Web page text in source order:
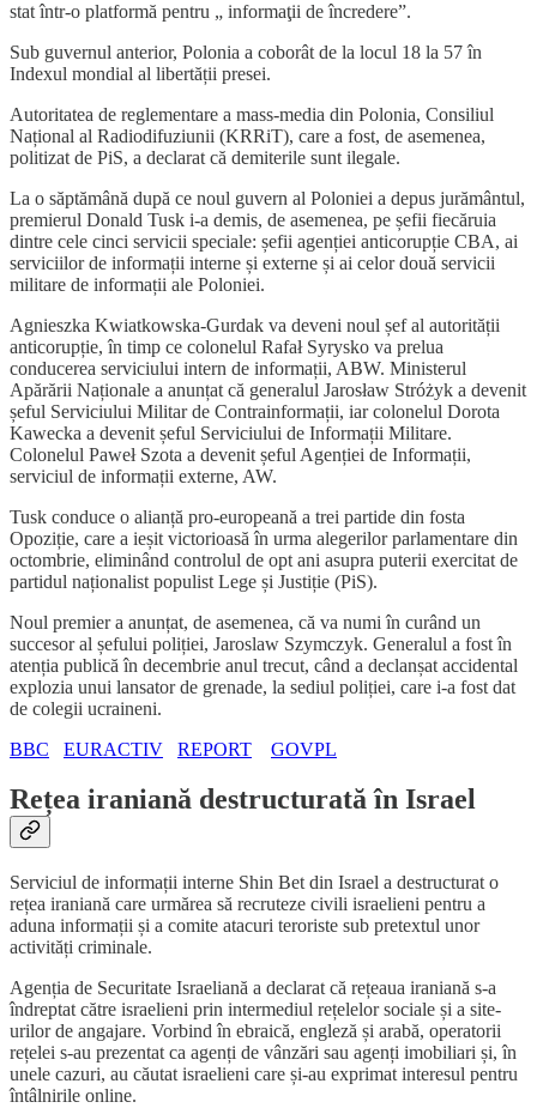
stat într-o platformă pentru „ informaţii de încredere”.
Sub guvernul anterior, Polonia a coborât de la locul 18 la 57 în
Indexul mondial al libertății presei.
Autoritatea de reglementare a mass-media din Polonia, Consiliul
Național al Radiodifuziunii (KRRiT), care a fost, de asemenea,
politizat de PiS, a declarat că demiterile sunt ilegale.
La o săptămână după ce noul guvern al Poloniei a depus jurământul,
premierul Donald Tusk i-a demis, de asemenea, pe șefii fiecăruia
dintre cele cinci servicii speciale: șefii agenției anticorupție CBA, ai
serviciilor de informații interne și externe și ai celor două servicii
militare de informații ale Poloniei.
Agnieszka Kwiatkowska-Gurdak va deveni noul șef al autorității
anticorupție, în timp ce colonelul Rafał Syrysko va prelua
conducerea serviciului intern de informații, ABW. Ministerul
Apărării Naționale a anunțat că generalul Jarosław Stróżyk a devenit
șeful Serviciului Militar de Contrainformații, iar colonelul Dorota
Kawecka a devenit șeful Serviciului de Informații Militare.
Colonelul Paweł Szota a devenit șeful Agenției de Informații,
serviciul de informații externe, AW.
Tusk conduce o alianță pro-europeană a trei partide din fosta
Opoziție, care a ieșit victorioasă în urma alegerilor parlamentare din
octombrie, eliminând controlul de opt ani asupra puterii exercitat de
partidul naționalist populist Lege și Justiție (PiS).
Noul premier a anunțat, de asemenea, că va numi în curând un
succesor al șefului poliției, Jaroslaw Szymczyk. Generalul a fost în
atenția publică în decembrie anul trecut, când a declanșat accidental
explozia unui lansator de grenade, la sediul poliției, care i-a fost dat
de colegii ucraineni.
BBC
EURACTIV REPORT GOVPL
Rețea iraniană destructurată în Israel
Serviciul de informații interne Shin Bet din Israel a destructurat o
rețea iraniană care urmărea să recruteze civili israelieni pentru a
aduna informații și a comite atacuri teroriste sub pretextul unor
activități criminale.
Agenția de Securitate Israeliană a declarat că rețeaua iraniană s-a
îndreptat către israelieni prin intermediul rețelelor sociale și a site-
urilor de angajare. Vorbind în ebraică, engleză și arabă, operatorii
rețelei s-au prezentat ca agenți de vânzări sau agenți imobiliari și, în
unele cazuri, au căutat israelieni care și-au exprimat interesul pentru
întâlnirile online.